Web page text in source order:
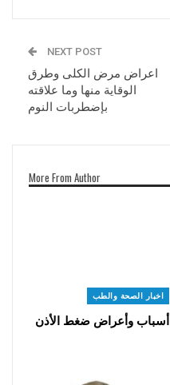
NEXT POST
اعراض مرض الكلى وطرق
الوقاية منها وما علاقته
بإضطربات النوم
More From Author
اخبار الصحة والطب
أسباب وأعراض ضغط الأذن